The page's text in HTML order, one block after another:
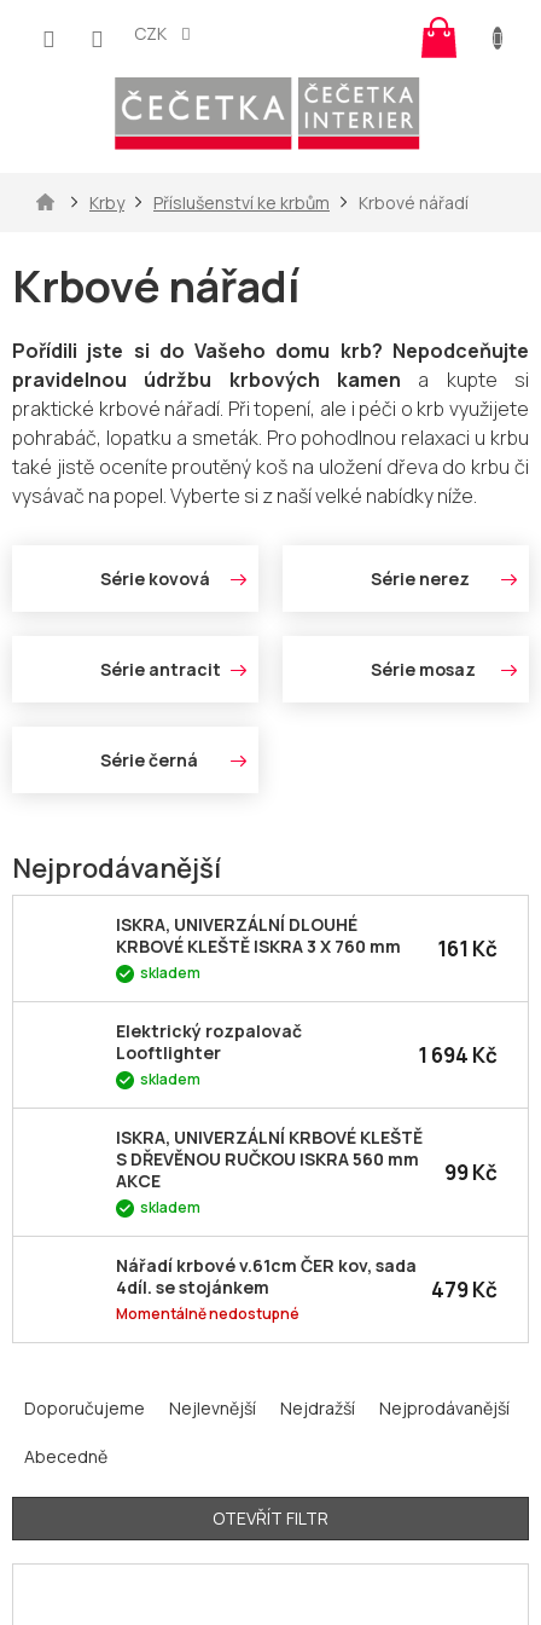
CZK
košík
DomůKrby Příslušenství ke krbům Krbové nářadí
Krbové nářadí
Pořídili jste si do Vašeho domu krb? Nepodceňujte
pravidelnou údržbu krbových kamen a kupte si
praktické krbové nářadí. Při topení, ale i péči o krb využijete
pohrabáč, lopatku a smeták. Pro pohodlnou relaxaci u krbu
také jistě oceníte proutěný koš na uložení dřeva do krbu či
vysávač na popel. Vyberte si z naší velké nabídky níže.
Série kovová Série nerez
Série antracit Série mosaz
Série černá
Nejprodávanější
ISKRA, UNIVERZÁLNÍ DLOUHÉ
KRBOVÉ KLEŠTĚ ISKRA 3 X 760 mm
skladem
161 Kč
Elektrický rozpalovač
Looftlighter
skladem
1 694 Kč
ISKRA, UNIVERZÁLNÍ KRBOVÉ KLEŠTĚ
S DŘEVĚNOU RUČKOU ISKRA 560 mm
AKCE
skladem
99 Kč
Nářadí krbové v.61cm ČER kov, sada
4díl. se stojánkem
Momentálně nedostupné
479 Kč
a
e
n
p
Doporučujeme Nejlevnější Nejdražší Nejprodávanější
Abecedně
OTEVŘÍT FILTR
V